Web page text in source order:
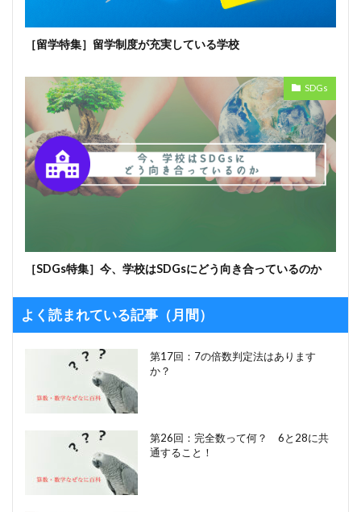
［留学特集］留学制度が充実している学校
SDGs
［SDGs特集］今、学校はSDGsにどう向き合っているのか
よく読まれている記事（月間）
第17回：7の倍数判定法はあります
か？
第26回：完全数って何？ 6と28に共
通すること！